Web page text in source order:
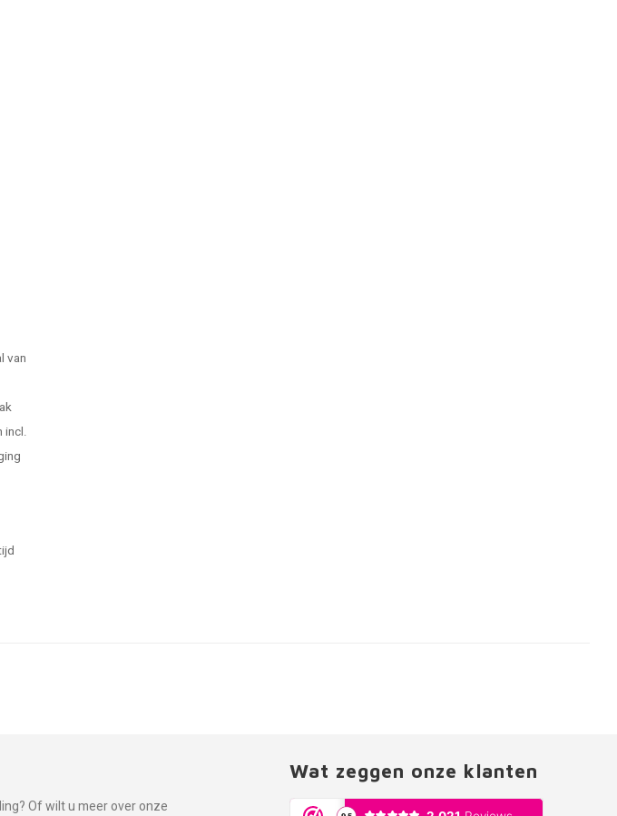
van
incl.
Of wilt u meer over onze
Wat zeggen onze klanten